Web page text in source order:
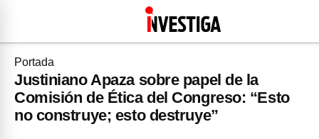
Portada
Justiniano Apaza sobre papel de la
Comisión de Ética del Congreso: “Esto
no construye; esto destruye”